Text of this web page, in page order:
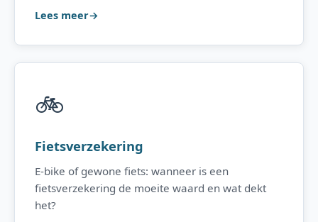
Lees meer
🚲
Fietsverzekering
E-bike of gewone fiets: wanneer is een
fietsverzekering de moeite waard en wat dekt
het?